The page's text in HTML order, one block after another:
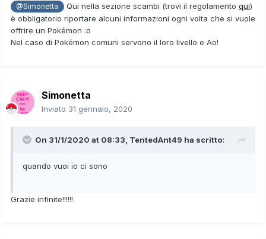
@Simonetta Qui nella sezione scambi (trovi il regolamento qui)
è obbligatorio riportare alcuni informazioni ogni volta che si vuole
offrire un Pokémon :o
Nel caso di Pokémon comuni servono il loro livello e Ao!
Simonetta
Inviato 31 gennaio, 2020
On 31/1/2020 at 08:33, TentedAnt49 ha scritto:
quando vuoi io ci sono
Grazie infinite!!!!!!